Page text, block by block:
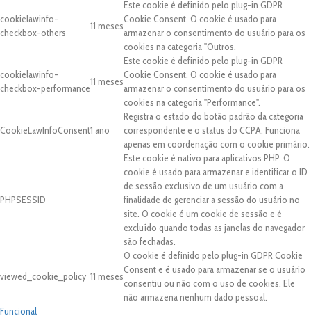
cookielawinfo-
checkbox-others
11 meses
Este cookie é definido pelo plug-in GDPR
Cookie Consent. O cookie é usado para
armazenar o consentimento do usuário para os
cookies na categoria "Outros.
cookielawinfo-
checkbox-performance
11 meses
Este cookie é definido pelo plug-in GDPR
Cookie Consent. O cookie é usado para
armazenar o consentimento do usuário para os
cookies na categoria "Performance".
CookieLawInfoConsent1 ano
Registra o estado do botão padrão da categoria
correspondente e o status do CCPA. Funciona
apenas em coordenação com o cookie primário.
PHPSESSID
Este cookie é nativo para aplicativos PHP. O
cookie é usado para armazenar e identificar o ID
de sessão exclusivo de um usuário com a
finalidade de gerenciar a sessão do usuário no
site. O cookie é um cookie de sessão e é
excluído quando todas as janelas do navegador
são fechadas.
viewed_cookie_policy 11 meses
O cookie é definido pelo plug-in GDPR Cookie
Consent e é usado para armazenar se o usuário
consentiu ou não com o uso de cookies. Ele
não armazena nenhum dado pessoal.
Funcional